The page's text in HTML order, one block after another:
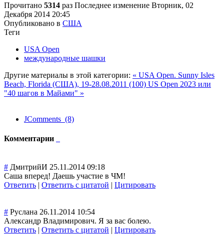
Прочитано 5314 раз Последнее изменение Вторник, 02
Декабря 2014 20:45
Опубликовано в США
Теги
USA Open
международные шашки
Другие материалы в этой категории: « USA Open. Sunny Isles
Beach, Florida (США), 19-28.08.2011 (100) US Open 2023 или
"40 шагов в Майами" »
JComments (8)
Комментарии
# ДмитрийИ 25.11.2014 09:18
Саша вперед! Даешь участие в ЧМ!
Ответить | Ответить с цитатой | Цитировать
# Руслана 26.11.2014 10:54
Александр Владимирович. Я за вас болею.
Ответить | Ответить с цитатой | Цитировать